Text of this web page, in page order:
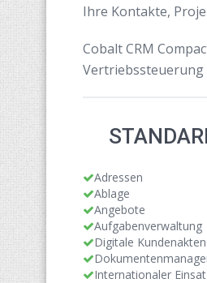
Ihre Kontakte,
Cobalt CRM
Adressen
Ablage
Angebote
Aufgabenverwaltung
Digitale Kundenakten
Internationaler